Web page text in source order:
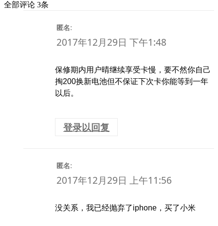
全部评论 3条
匿名:
2017年12月29日 下午1:48
保修期内用户晴继续享受卡慢，要不然你自己
掏200换新电池但不保证下次卡你能等到一年
以后。
登录以回复
匿名:
2017年12月29日 上午11:56
没关系，我已经抛弃了iphone，买了小米